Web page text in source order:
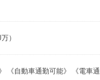
）
《自動車通勤可能》 《電車